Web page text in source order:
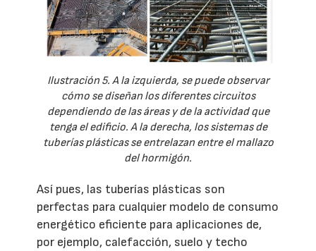
Ilustración 5. A la izquierda, se puede observar
cómo se diseñan los diferentes circuitos
dependiendo de las áreas y de la actividad que
tenga el edificio. A la derecha, los sistemas de
tuberías plásticas se entrelazan entre el mallazo
del hormigón.
Así pues, las tuberías plásticas son
perfectas para cualquier modelo de consumo
energético eficiente para aplicaciones de,
por ejemplo, calefacción, suelo y techo